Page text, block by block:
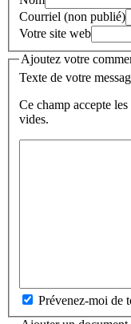
Courriel (non publié)
Votre site web
Ajoutez votre
Texte de votre
Ce champ accepte
vides.
Prévenez-moi de